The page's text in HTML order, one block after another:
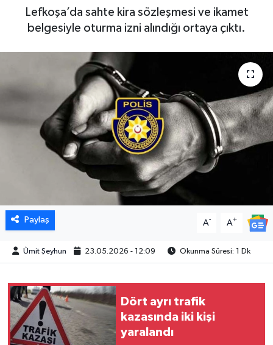
Lefkoşa’da sahte kira sözleşmesi ve ikamet
belgesiyle oturma izni alındığı ortaya çıktı.
Paylaş A- A+
Ümit Şeyhun 23.05.2026 - 12:09 Okunma Süresi: 1 Dk
Dört ayrı trafik
kazasında iki kişi
yaralandı